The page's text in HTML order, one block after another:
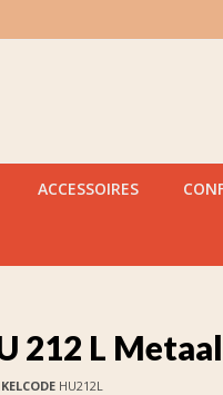
ACCESSOIRES
212 L
HU212L